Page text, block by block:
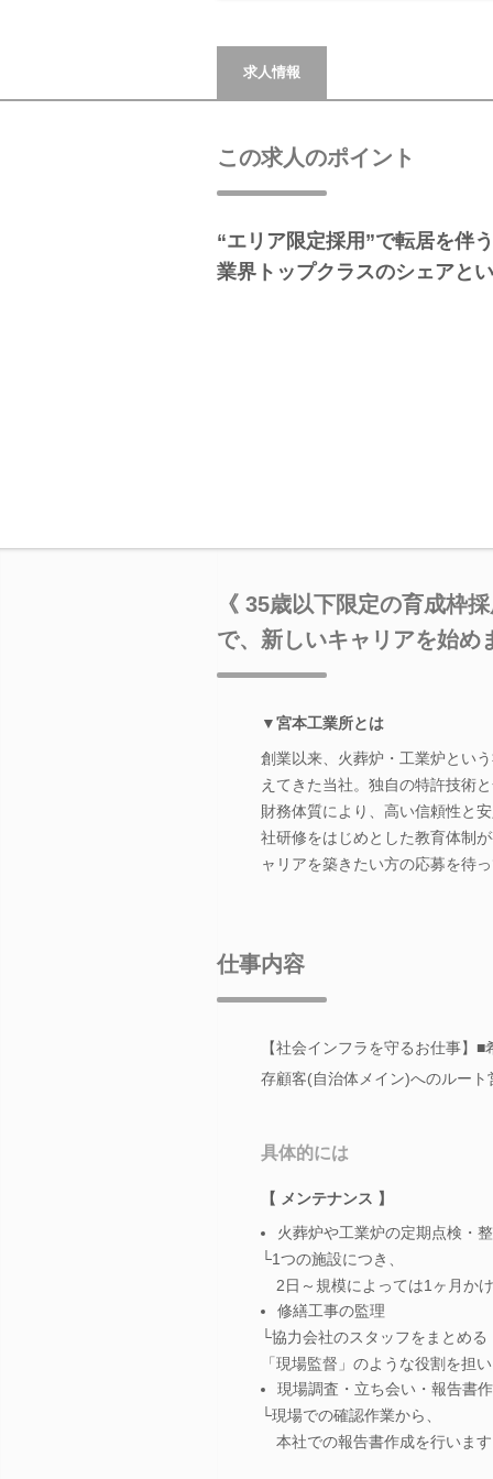
求人情報
この求人のポイント
“エリア限定採用”で転居を伴
業界トップクラスのシェアと
《 35歳以下限定の育成枠
で、新しいキャリアを始め
▼宮本工業所とは
創業以来、火葬炉・工業炉とい
えてきた当社。独自の特許技術
財務体質により、高い信頼性と
社研修をはじめとした教育体制
ャリアを築きたい方の応募を待
仕事内容
【社会インフラを守るお仕事】
存顧客(自治体メイン)へのルー
具体的には
【 メンテナンス 】
火葬炉や工業炉の定期点検・
└1つの施設につき、
2日～規模によっては1ヶ月か
修繕工事の監理
└協力会社のスタッフをまとめる
「現場監督」のような役割を担
現場調査・立ち会い・報告書
└現場での確認作業から、
本社での報告書作成を行いま